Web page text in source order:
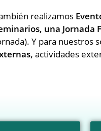
realizamos
una Jornada
Y para nuestros
actividades